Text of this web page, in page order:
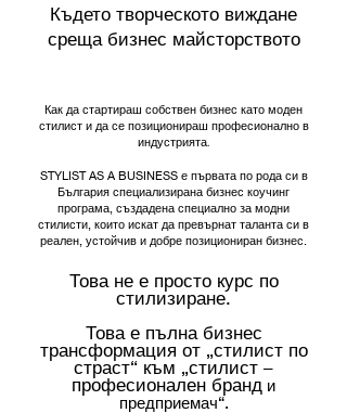
Където творческото виждане
среща бизнес майсторството
Как да стартираш собствен бизнес като моден
стилист и да се позиционираш професионално в
индустрията.
STYLIST AS A BUSINESS е първата по рода си в
България специализирана бизнес коучинг
програма, създадена специално за модни
стилисти, които искат да превърнат таланта си в
реален, устойчив и добре позициониран бизнес.
Това не е просто курс по
стилизиране.
Това е пълна бизнес
трансформация от „стилист по
страст“ към „стилист –
професионален бранд и
предприемач“.